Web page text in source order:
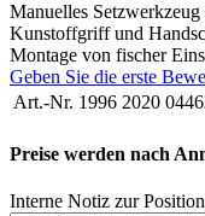
Manuelles
Kunstoffgriff und
Montage von fischer
Geben Sie die erste
Art.-Nr. 1996 2020
Preise werden nach
Interne Notiz zur